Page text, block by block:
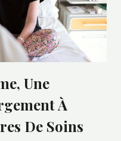
Une
À
De Soins